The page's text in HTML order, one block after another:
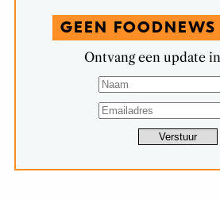
GEEN
Ontvang een update